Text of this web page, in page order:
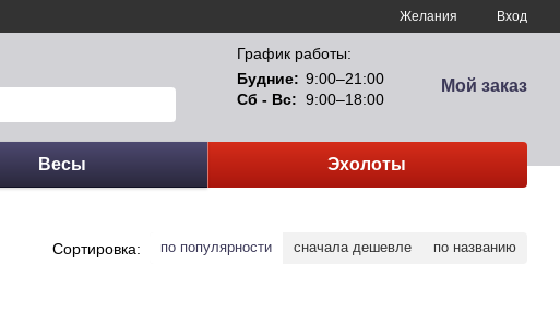
Желания Вход
График работы:
Будние: 9:00–21:00
Сб - Вс: 9:00–18:00
Мой заказ
Весы Эхолоты
Сортировка: по популярности сначала дешевле по названию